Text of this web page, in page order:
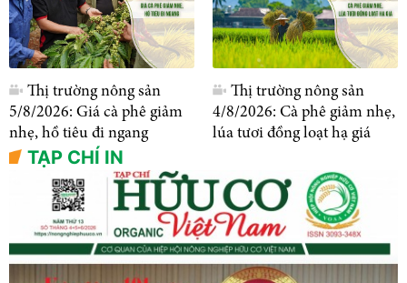
Thị trường nông sản
5/8/2026: Giá cà phê giảm
nhẹ, hồ tiêu đi ngang
Thị trường nông sản
4/8/2026: Cà phê giảm nhẹ,
lúa tươi đồng loạt hạ giá
TẠP CHÍ IN